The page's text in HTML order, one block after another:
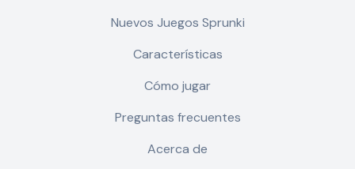
Nuevos Juegos Sprunki
Características
Cómo jugar
Preguntas frecuentes
Acerca de